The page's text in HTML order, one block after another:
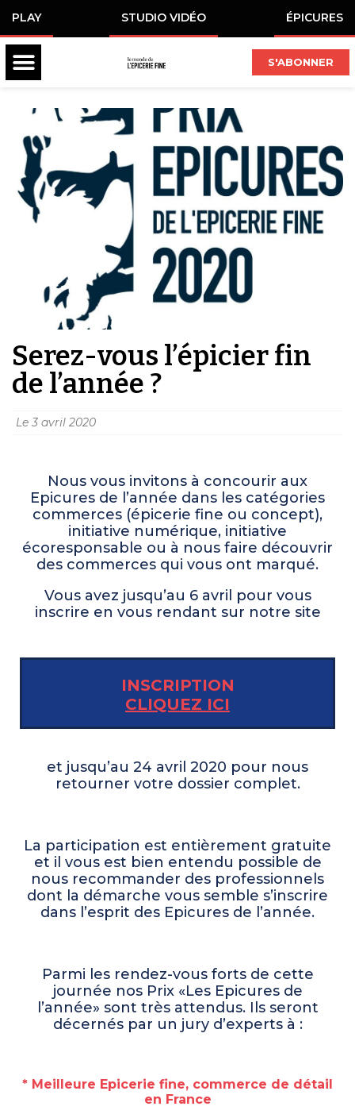
PLAY STUDIO VIDÉO ÉPICURES
S'ABONNER
Serez-vous l’épicier fin
de l’année ?
Le 3 avril 2020
Nous vous invitons à concourir aux
Epicures de l’année dans les catégories
commerces (épicerie fine ou concept),
initiative numérique, initiative
écoresponsable ou à nous faire découvrir
des commerces qui vous ont marqué.
Vous avez jusqu’au 6 avril pour vous
inscrire en vous rendant sur notre site
INSCRIPTION
CLIQUEZ ICI
et jusqu’au 24 avril 2020 pour nous
retourner votre dossier complet.
La participation est entièrement gratuite
et il vous est bien entendu possible de
nous recommander des professionnels
dont la démarche vous semble s’inscrire
dans l’esprit des Epicures de l’année.
Parmi les rendez-vous forts de cette
journée nos Prix «Les Epicures de
l’année» sont très attendus. Ils seront
décernés par un jury d’experts à :
* Meilleure Epicerie fine, commerce de détail
en France